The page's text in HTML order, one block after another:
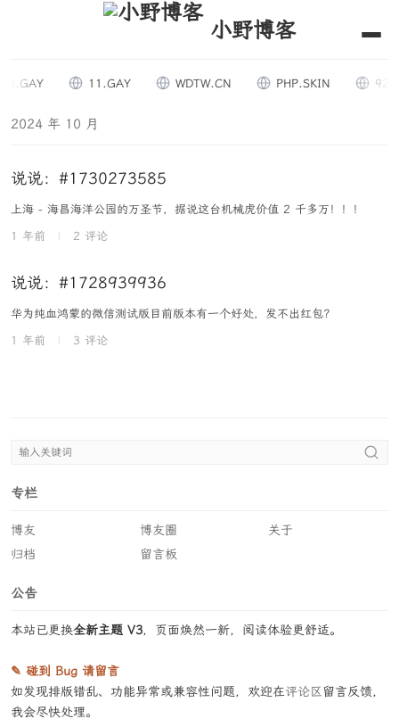
小野博客
11.GAY WDTW.CN PHP.SKIN
2024 年 10 月
说说：#1730273585
上海 - 海昌海洋公园的万圣节，据说这台机械虎价值 2 千多万！！！
1 年前
2 评论
说说：#1728939936
华为纯血鸿蒙的微信测试版目前版本有一个好处，发不出红包？
1 年前
3 评论
专栏
博友 博友圈
关于
归档
留言板
公告
本站已更换全新主题 V3，页面焕然一新，阅读体验更舒适。
✎ 碰到 Bug 请留言
如发现排版错乱、功能异常或兼容性问题，欢迎在评论区留言反馈，
我会尽快处理。